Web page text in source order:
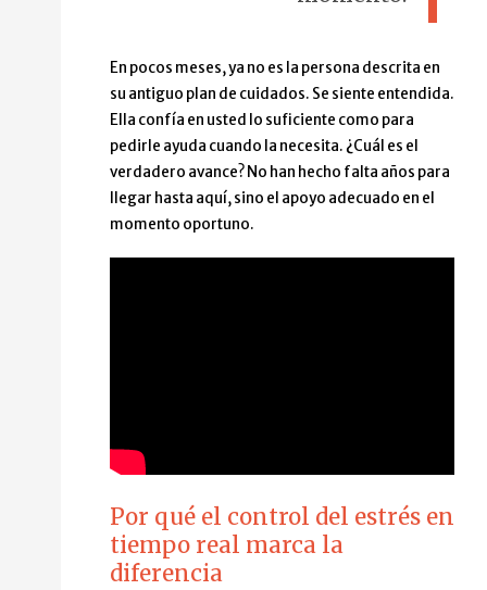
En pocos meses, ya no es la persona descrita en
su antiguo plan de cuidados. Se siente entendida.
Ella confía en usted lo suficiente como para
pedirle ayuda cuando la necesita. ¿Cuál es el
verdadero avance? No han hecho falta años para
llegar hasta aquí, sino el apoyo adecuado en el
momento oportuno.
Por qué el control del estrés en
tiempo real marca la
diferencia